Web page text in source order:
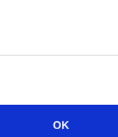
OK
søge tilskud til
kører: Her er
Annonce